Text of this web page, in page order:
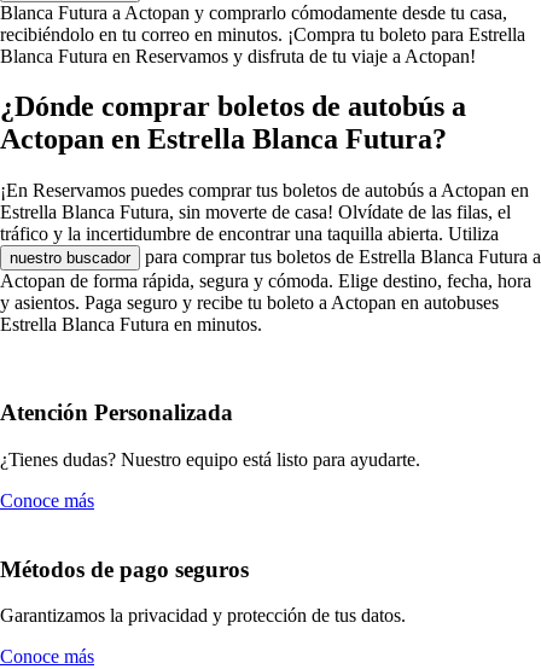
Blanca Futura a Actopan y comprarlo cómodamente desde tu casa,
recibiéndolo en tu correo en minutos. ¡Compra tu boleto para Estrella
Blanca Futura en Reservamos y disfruta de tu viaje a Actopan!
¿Dónde comprar boletos de autobús a
Actopan en Estrella Blanca Futura?
¡En Reservamos puedes comprar tus boletos de autobús a Actopan en
Estrella Blanca Futura, sin moverte de casa! Olvídate de las filas, el
tráfico y la incertidumbre de encontrar una taquilla abierta. Utiliza
nuestro buscador
para comprar tus boletos de Estrella Blanca Futura a
Actopan de forma rápida, segura y cómoda. Elige destino, fecha, hora
y asientos. Paga seguro y recibe tu boleto a Actopan en autobuses
Estrella Blanca Futura en minutos.
Atención Personalizada
¿Tienes dudas? Nuestro equipo está listo para ayudarte.
Conoce más
Métodos de pago seguros
Garantizamos la privacidad y protección de tus datos.
Conoce más